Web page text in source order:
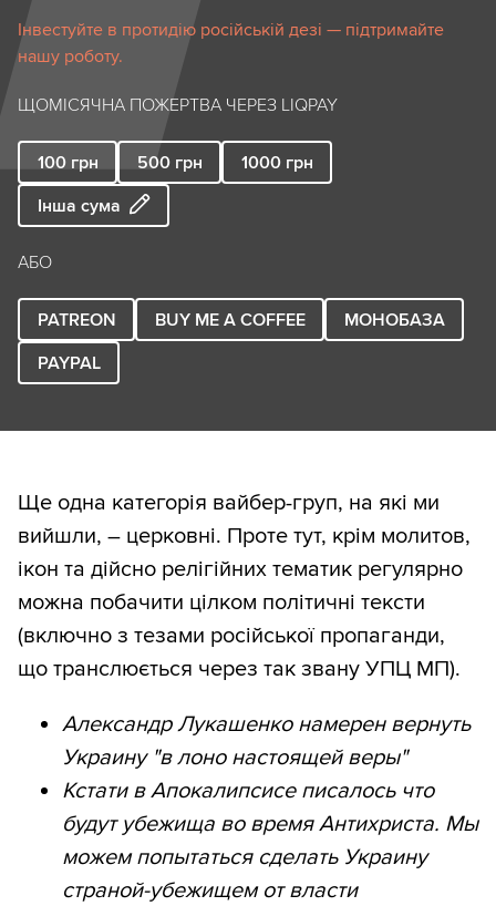
Інвестуйте в протидію російській дезі — підтримайте
нашу роботу.
ЩОМІСЯЧНА ПОЖЕРТВА ЧЕРЕЗ LIQPAY
100 грн 500 грн 1000 грн
Інша сума
АБО
PATREON BUY ME A COFFEE
МОНОБАЗА
PAYPAL
Ще одна категорія вайбер-груп, на які ми
вийшли, – церковні. Проте тут, крім молитов,
ікон та дійсно релігійних тематик регулярно
можна побачити цілком політичні тексти
(включно з тезами російської пропаганди,
що транслюється через так звану УПЦ МП).
Александр Лукашенко намерен вернуть
Украину "в лоно настоящей веры"
Кстати в Апокалипсисе писалось что
будут убежища во время Антихриста. Мы
можем попытаться сделать Украину
страной-убежищем от власти